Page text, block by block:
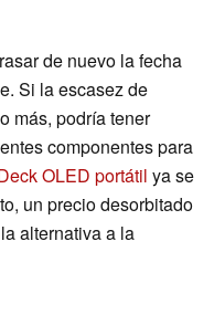
de nuevo la fecha
Si la escasez de
más, podría tener
componentes para
OLED portátil ya se
un precio desorbitado
alternativa a la